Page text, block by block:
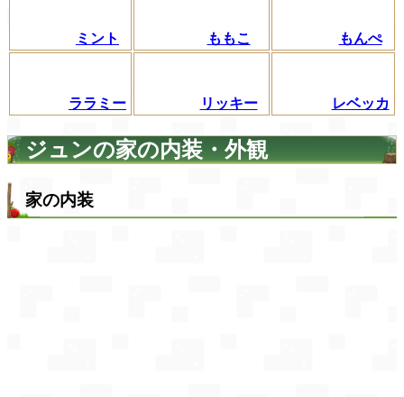
ミント ももこ もんぺ
ララミー リッキー レベッカ
ジュンの家の内装・外観
家の内装